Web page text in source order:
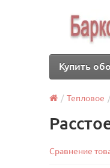
Купить
Тепловое
Сравнение